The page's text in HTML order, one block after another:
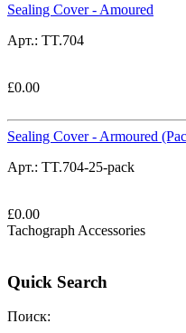
Sealing Cover - Amoured
Арт.: TT.704
£0.00
Sealing Cover - Armoured
Арт.: TT.704-25-pack
£0.00
Tachograph Accessories
Quick Search
Поиск: